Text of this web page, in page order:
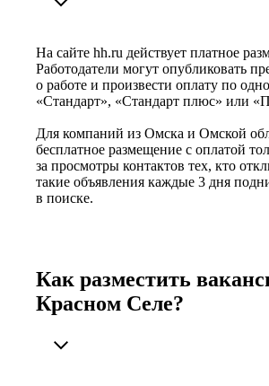
На сайте hh.ru действует платное
Работодатели могут опубликовать
о работе и произвести оплату по
«Стандарт», «Стандарт плюс» или
Для компаний из Омска и Омской
бесплатное размещение с оплатой
за просмотры контактов тех, кто
такие объявления каждые 3 дня
в поиске.
Как разместить
Красном Селе?